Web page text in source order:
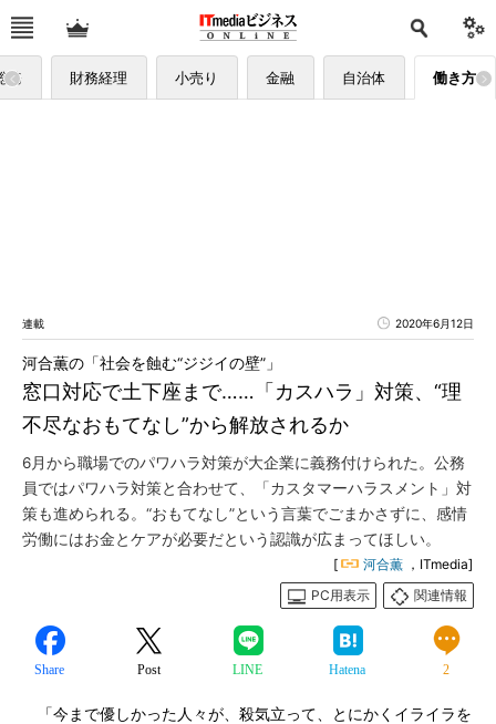
務 財務経理 小売り 金融 自治体 働き方
連載 2020年6月12日
窓口対応で土下座まで……「カスハラ」対策、“理
不尽なおもてなし”から解放されるか
河合薫の「社会を蝕む“ジジイの壁”」
6月から職場でのパワハラ対策が大企業に義務付けられた。公務
員ではパワハラ対策と合わせて、「カスタマーハラスメント」対
策も進められる。“おもてなし”という言葉でごまかさずに、感情
労働にはお金とケアが必要だという認識が広まってほしい。
[ 河合薫 ，ITmedia]
PC用表示
関連情報
Share Post LINE Hatena 2
「今まで優しかった人々が、殺気立って、とにかくイライラを